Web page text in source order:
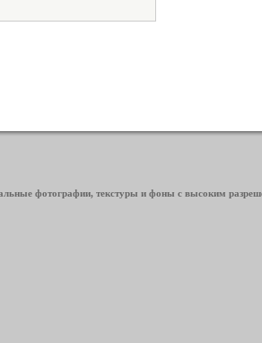
фотографии, текстуры и фоны с высоким